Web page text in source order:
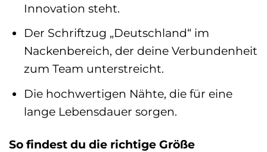
Innovation steht.
Der Schriftzug „Deutschland“ im
Nackenbereich, der deine Verbundenheit
zum Team unterstreicht.
Die hochwertigen Nähte, die für eine
lange Lebensdauer sorgen.
So findest du die richtige Größe